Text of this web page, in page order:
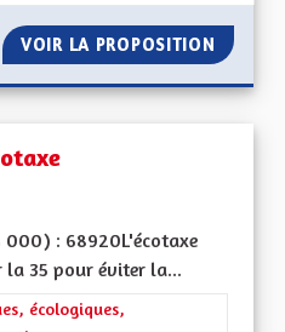
VOIR LA PROPOSITION
000) : 68920L'écotaxe
35 pour éviter la...
: Les transitions
écologiques,